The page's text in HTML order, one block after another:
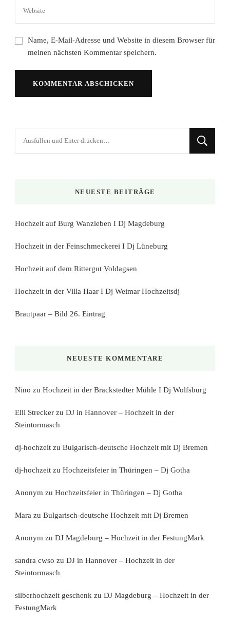
Name, E-Mail-Adresse und Website in diesem Browser für
meinen nächsten Kommentar speichern.
NEUESTE BEITRÄGE
Hochzeit auf Burg Wanzleben I Dj Magdeburg
Hochzeit in der Feinschmeckerei I Dj Lüneburg
Hochzeit auf dem Rittergut Voldagsen
Hochzeit in der Villa Haar I Dj Weimar Hochzeitsdj
Brautpaar – Bild 26. Eintrag
NEUESTE KOMMENTARE
Nino zu Hochzeit in der Brackstedter Mühle I Dj Wolfsburg
Elli Strecker zu DJ in Hannover – Hochzeit in der
Steintormasch
dj-hochzeit zu Bulgarisch-deutsche Hochzeit mit Dj Bremen
dj-hochzeit zu Hochzeitsfeier in Thüringen – Dj Gotha
Anonym zu Hochzeitsfeier in Thüringen – Dj Gotha
Mara zu Bulgarisch-deutsche Hochzeit mit Dj Bremen
Anonym zu DJ Magdeburg – Hochzeit in der FestungMark
sandra cwso zu DJ in Hannover – Hochzeit in der
Steintormasch
silberhochzeit geschenk zu DJ Magdeburg – Hochzeit in der
FestungMark